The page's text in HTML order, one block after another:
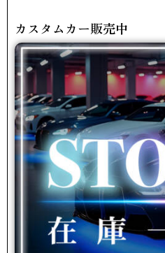
カスタムカー販売中